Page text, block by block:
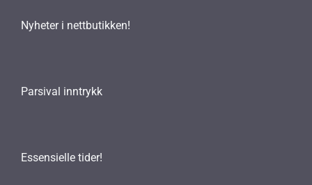
Nyheter i nettbutikken!
Parsival inntrykk
Essensielle tider!